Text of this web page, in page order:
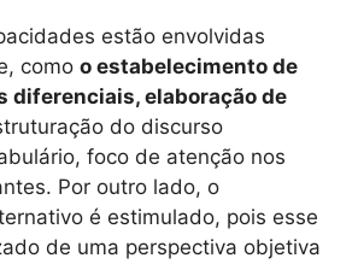
estão envolvidas
como o estabelecimento de
diferenciais, elaboração de
do discurso
foco de atenção nos
Por outro lado, o
é estimulado, pois esse
de uma perspectiva objetiva